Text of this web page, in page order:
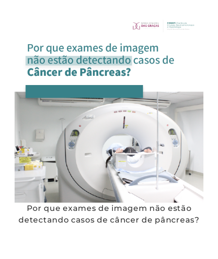
Por que exames de imagem não estão
detectando casos de câncer de pâncreas?